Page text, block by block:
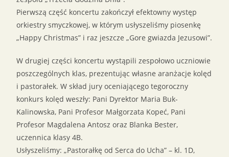
Pierwszą część koncertu zakończył efektowny występ
orkiestry smyczkowej, w którym usłyszeliśmy piosenkę
„Happy Christmas” i raz jeszcze „Gore gwiazda Jezusowi”.
W drugiej części koncertu wystąpili zespołowo uczniowie
poszczególnych klas, prezentując własne aranżacje kolęd
i pastorałek. W skład jury oceniającego tegoroczny
konkurs kolęd weszły: Pani Dyrektor Maria Buk-
Kalinowska, Pani Profesor Małgorzata Kopeć, Pani
Profesor Magdalena Antosz oraz Blanka Bester,
uczennica klasy 4B.
Usłyszeliśmy: „Pastorałkę od Serca do Ucha” – kl. 1D,